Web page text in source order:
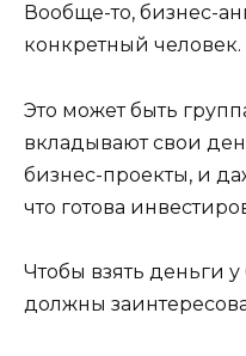
Вообще-то, бизнес-
конкретный человек.
Это может быть
вкладывают свои
бизнес-проекты, и
что готова
Чтобы взять деньги
должны